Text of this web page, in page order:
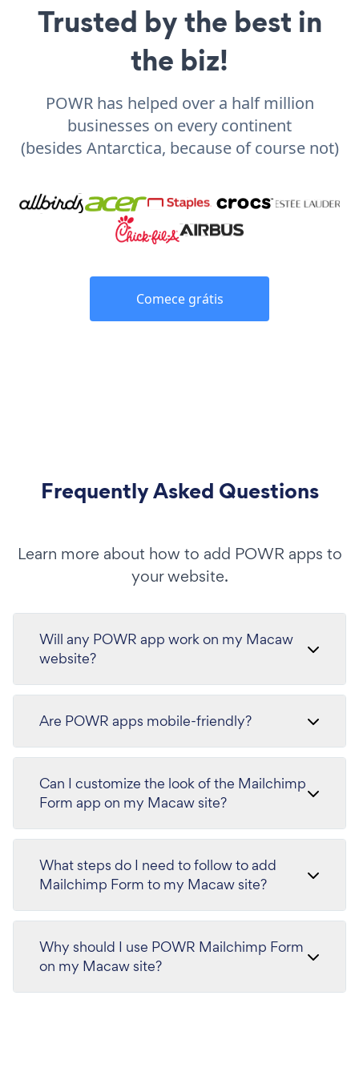
Trusted by the best in
the biz!
POWR has helped over a half million
businesses on every continent
(besides Antarctica, because of course not)
Comece grátis
Frequently Asked Questions
Learn more about how to add POWR apps to
your website.
Will any POWR app work on my Macaw
website?
Are POWR apps mobile-friendly?
Can I customize the look of the Mailchimp
Form app on my Macaw site?
What steps do I need to follow to add
Mailchimp Form to my Macaw site?
Why should I use POWR Mailchimp Form
on my Macaw site?